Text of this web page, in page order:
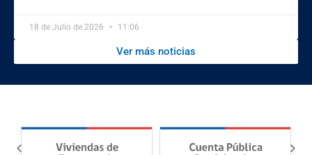
18 de Julio de 2026 11:06
Ver más noticias